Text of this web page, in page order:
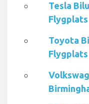
Tesla
Flygplats
Toyota
Flygplats